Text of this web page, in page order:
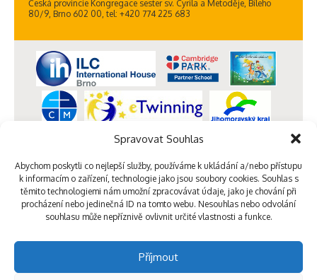
Spravovat Souhlas
Abychom poskytli co nejlepší služby, používáme k ukládání a/nebo přístupu
k informacím o zařízení, technologie jako jsou soubory cookies. Souhlas s
těmito technologiemi nám umožní zpracovávat údaje, jako je chování při
procházení nebo jedinečná ID na tomto webu. Nesouhlas nebo odvolání
souhlasu může nepříznivě ovlivnit určité vlastnosti a funkce.
Příjmout
Česká provincie Kongregace sester sv. Cyrila a Metoděje, Bíleho
80/9, Brno 602 00, tel: +420 774 225 683